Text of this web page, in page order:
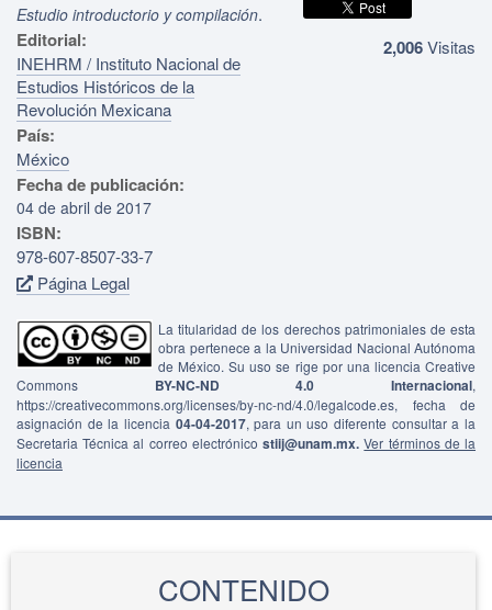
Estudio introductorio y compilación.
Editorial:
INEHRM / Instituto Nacional de
Estudios Históricos de la
Revolución Mexicana
País:
México
Fecha de publicación:
04 de abril de 2017
ISBN:
978-607-8507-33-7
Página Legal
2,006Visitas
La titularidad de los derechos patrimoniales de esta
obra pertenece a la Universidad Nacional Autónoma
de México. Su uso se rige por una licencia Creative
Commons BY-NC-ND 4.0 Internacional,
https://creativecommons.org/licenses/by-nc-nd/4.0/legalcode.es, fecha de
asignación de la licencia 04-04-2017, para un uso diferente consultar a la
Secretaria Técnica al correo electrónicostiij@unam.mx. Ver términos de la
licencia
CONTENIDO